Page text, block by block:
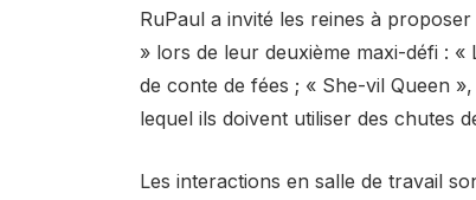
RuPaul a invité les reines à
» lors de leur deuxième maxi-défi :
de conte de fées ; « She-vil Queen
lequel ils doivent utiliser des chutes
Les interactions en salle de travail